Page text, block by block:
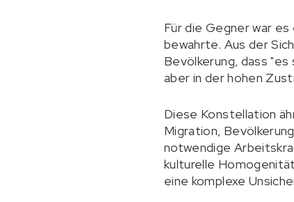
Für die Gegner war
bewahrte. Aus der
Bevölkerung, dass
aber in der hohen
Diese Konstellation
Migration,
notwendige
kulturelle
eine komplexe